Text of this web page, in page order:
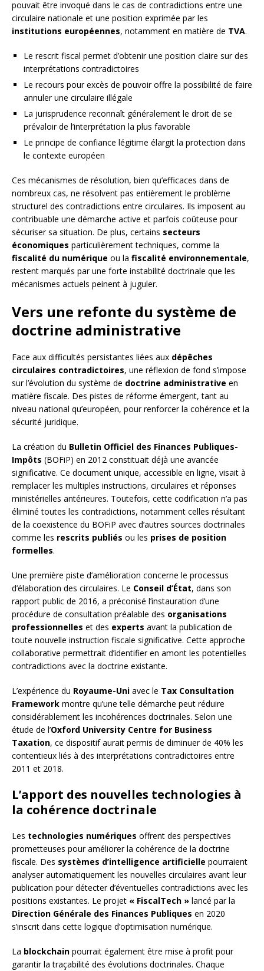
pouvait être invoqué dans le cas de contradictions entre une
circulaire nationale et une position exprimée par les
institutions européennes, notamment en matière de TVA.
Le rescrit fiscal permet d’obtenir une position claire sur des
interprétations contradictoires
Le recours pour excès de pouvoir offre la possibilité de faire
annuler une circulaire illégale
La jurisprudence reconnaît généralement le droit de se
prévaloir de l’interprétation la plus favorable
Le principe de confiance légitime élargit la protection dans
le contexte européen
Ces mécanismes de résolution, bien qu’efficaces dans de
nombreux cas, ne résolvent pas entièrement le problème
structurel des contradictions entre circulaires. Ils imposent au
contribuable une démarche active et parfois coûteuse pour
sécuriser sa situation. De plus, certains secteurs
économiques particulièrement techniques, comme la
fiscalité du numérique ou la fiscalité environnementale,
restent marqués par une forte instabilité doctrinale que les
mécanismes actuels peinent à juguler.
Vers une refonte du système de
doctrine administrative
Face aux difficultés persistantes liées aux dépêches
circulaires contradictoires, une réflexion de fond s’impose
sur l’évolution du système de doctrine administrative en
matière fiscale. Des pistes de réforme émergent, tant au
niveau national qu’européen, pour renforcer la cohérence et la
sécurité juridique.
La création du Bulletin Officiel des Finances Publiques-
Impôts (BOFiP) en 2012 constituait déjà une avancée
significative. Ce document unique, accessible en ligne, visait à
remplacer les multiples instructions, circulaires et réponses
ministérielles antérieures. Toutefois, cette codification n’a pas
éliminé toutes les contradictions, notamment celles résultant
de la coexistence du BOFiP avec d’autres sources doctrinales
comme les rescrits publiés ou les prises de position
formelles.
Une première piste d’amélioration concerne le processus
d’élaboration des circulaires. Le Conseil d’État, dans son
rapport public de 2016, a préconisé l’instauration d’une
procédure de consultation préalable des organisations
professionnelles et des experts avant la publication de
toute nouvelle instruction fiscale significative. Cette approche
collaborative permettrait d’identifier en amont les potentielles
contradictions avec la doctrine existante.
L’expérience du Royaume-Uni avec le Tax Consultation
Framework montre qu’une telle démarche peut réduire
considérablement les incohérences doctrinales. Selon une
étude de l’Oxford University Centre for Business
Taxation, ce dispositif aurait permis de diminuer de 40% les
contentieux liés à des interprétations contradictoires entre
2011 et 2018.
L’apport des nouvelles technologies à
la cohérence doctrinale
Les technologies numériques offrent des perspectives
prometteuses pour améliorer la cohérence de la doctrine
fiscale. Des systèmes d’intelligence artificielle pourraient
analyser automatiquement les nouvelles circulaires avant leur
publication pour détecter d’éventuelles contradictions avec les
positions existantes. Le projet « FiscalTech » lancé par la
Direction Générale des Finances Publiques en 2020
s’inscrit dans cette logique d’optimisation numérique.
La blockchain pourrait également être mise à profit pour
garantir la traçabilité des évolutions doctrinales. Chaque